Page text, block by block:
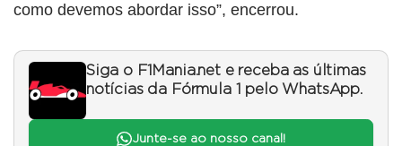
como devemos abordar isso”, encerrou.
Siga o F1Mania.net e receba as últimas
notícias da Fórmula 1 pelo WhatsApp.
Junte-se ao nosso canal!